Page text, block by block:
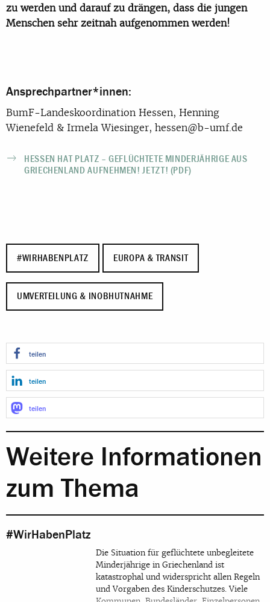
zu werden und darauf zu drängen, dass die jungen
Menschen sehr zeitnah aufgenommen werden!
Ansprechpartner*innen:
BumF-Landeskoordination Hessen, Henning
Wienefeld & Irmela Wiesinger, hessen@b-umf.de
HESSEN HAT PLATZ – GEFLÜCHTETE MINDERJÄHRIGE AUS
GRIECHENLAND AUFNEHMEN! JETZT! (PDF)
#WIRHABENPLATZ EUROPA & TRANSIT
UMVERTEILUNG & INOBHUTNAHME
teilen
teilen
teilen
Weitere Informationen
zum Thema
#WirHabenPlatz
Die Situation für geflüchtete unbegleitete
Minderjährige in Griechenland ist
katastrophal und widerspricht allen Regeln
und Vorgaben des Kinderschutzes. Viele